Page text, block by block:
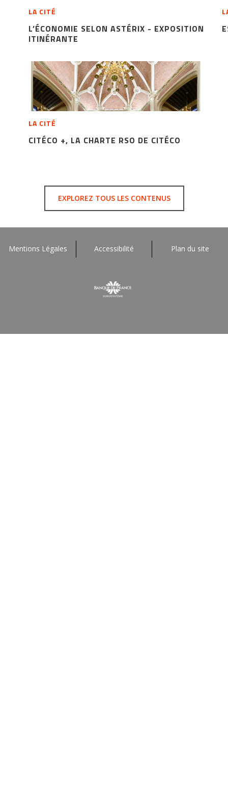
LA CITÉ
L’ÉCONOMIE SELON ASTÉRIX - EXPOSITION
ITINÉRANTE
LA CITÉ
CITÉCO +, LA CHARTE RSO DE CITÉCO
EXPLOREZ TOUS LES CONTENUS
Mentions Légales Accessibilité Plan du site